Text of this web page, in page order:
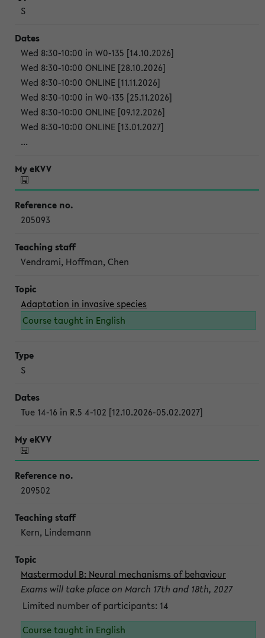
S
Wed 8:30-10:00 in W0-135 [14.10.2026]
Wed 8:30-10:00 ONLINE [28.10.2026]
Wed 8:30-10:00 ONLINE [11.11.2026]
Wed 8:30-10:00 in W0-135 [25.11.2026]
Wed 8:30-10:00 ONLINE [09.12.2026]
Wed 8:30-10:00 ONLINE [13.01.2027]
...
205093
Vendrami, Hoffman, Chen
Adaptation in invasive species
Course taught in English
S
Tue 14-16 in R.5 4-102 [12.10.2026-05.02.2027]
209502
Kern, Lindemann
Mastermodul B: Neural mechanisms of behaviour
Exams will take place on March 17th and 18th, 2027
Limited number of participants: 14
Course taught in English